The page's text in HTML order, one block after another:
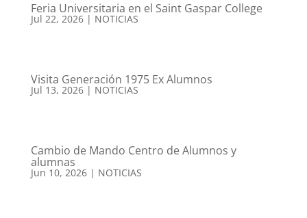
Feria Universitaria en el Saint Gaspar College
Jul 22, 2026| NOTICIAS
Visita Generación 1975 Ex Alumnos
Jul 13, 2026| NOTICIAS
Cambio de Mando Centro de Alumnos y
alumnas
Jun 10, 2026| NOTICIAS